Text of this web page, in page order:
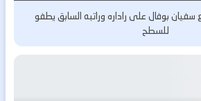
بوفال على راداره وراتبه السابق يطفو
للسطح